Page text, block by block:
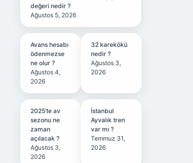
değeri nedir ?
Ağustos 5, 2026
Avans hesabı
ödenmezse
ne olur ?
Ağustos 4,
2026
32 karekökü
nedir ?
Ağustos 3,
2026
2025’te av
sezonu ne
zaman
açılacak ?
Ağustos 3,
2026
İstanbul
Ayvalık tren
var mı ?
Temmuz 31,
2026